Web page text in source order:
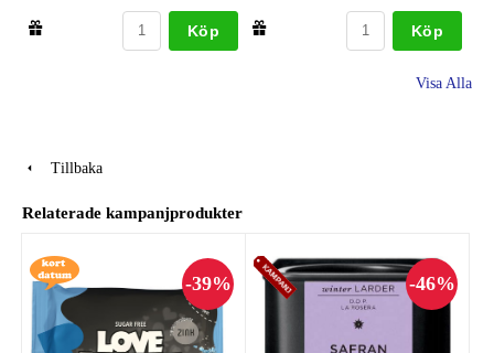
Köp Köp
Visa Alla
Tillbaka
Relaterade kampanjprodukter